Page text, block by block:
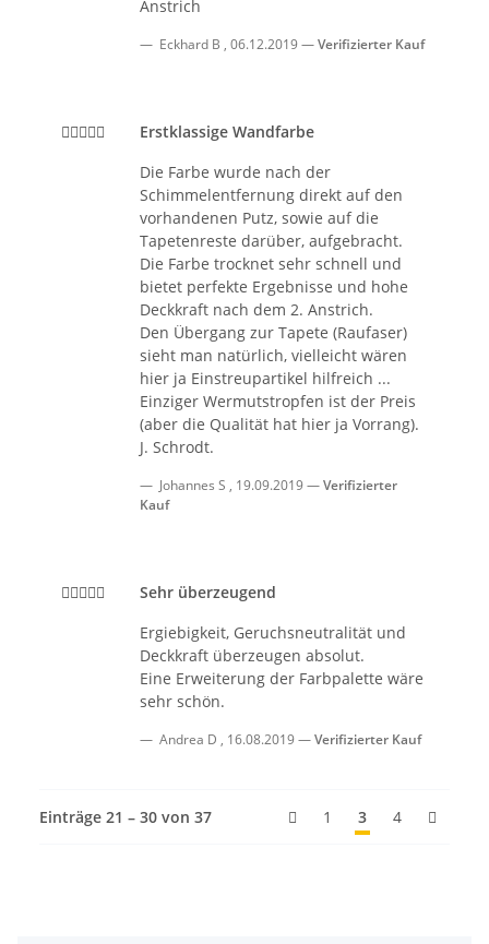
Anstrich
Eckhard B , 06.12.2019 Verifizierter Kauf
Erstklassige Wandfarbe
Die Farbe wurde nach der
Schimmelentfernung direkt auf den
vorhandenen Putz, sowie auf die
Tapetenreste darüber, aufgebracht.
Die Farbe trocknet sehr schnell und
bietet perfekte Ergebnisse und hohe
Deckkraft nach dem 2. Anstrich.
Den Übergang zur Tapete (Raufaser)
sieht man natürlich, vielleicht wären
hier ja Einstreupartikel hilfreich ...
Einziger Wermutstropfen ist der Preis
(aber die Qualität hat hier ja Vorrang).
J. Schrodt.
Johannes S , 19.09.2019
Verifizierter
Kauf
Sehr überzeugend
Ergiebigkeit, Geruchsneutralität und
Deckkraft überzeugen absolut.
Eine Erweiterung der Farbpalette wäre
sehr schön.
Andrea D , 16.08.2019 Verifizierter Kauf
Einträge 21 – 30 von 37 1 3 4